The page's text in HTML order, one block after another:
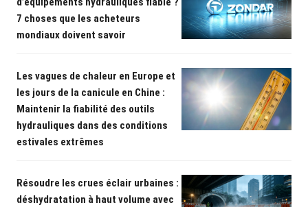
7 choses que les acheteurs
mondiaux doivent savoir
Les vagues de chaleur en Europe et
les jours de la canicule en Chine :
Maintenir la fiabilité des outils
hydrauliques dans des conditions
estivales extrêmes
Résoudre les crues éclair urbaines :
déshydratation à haut volume avec